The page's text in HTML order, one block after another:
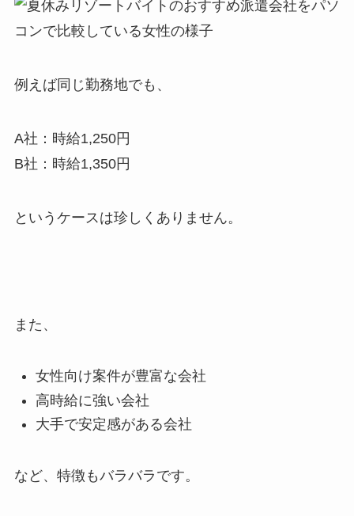
例えば同じ勤務地でも、
A社：時給1,250円
B社：時給1,350円
というケースは珍しくありません。
また、
女性向け案件が豊富な会社
高時給に強い会社
大手で安定感がある会社
など、特徴もバラバラです。